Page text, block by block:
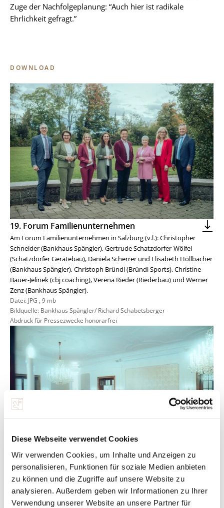
Diese Webseite verwendet Cookies
Wir verwenden Cookies, um Inhalte und Anzeigen zu
personalisieren, Funktionen für soziale Medien anbieten
zu können und die Zugriffe auf unsere Website zu
analysieren. Außerdem geben wir Informationen zu Ihrer
Verwendung unserer Website an unsere Partner für
Zuge der Nachfolgeplanung: “Auch hier ist radikale
Ehrlichkeit gefragt.”
DOWNLOAD
19. Forum Familienunternehmen
Am Forum Familienunternehmen in Salzburg (v.l.): Christopher
Schneider (Bankhaus Spängler), Gertrude Schatzdorfer-Wölfel
(Schatzdorfer Gerätebau), Daniela Scherrer und Elisabeth Höllbacher
(Bankhaus Spängler), Christoph Bründl (Bründl Sports), Christine
Bauer-Jelinek (cbj coaching), Verena Rieder (Riederbau) und Werner
Zenz (Bankhaus Spängler).
Datei: JPG ,9 mb
Bildquelle: Bankhaus Spängler/ Richard Schabetsberger
Abdruck für Pressezwecke honorarfrei
19. Forum Familienunternehmen
Großes Interesse an den spannenden Diskussionen beim “Forum
Familienunternehmen”, zu dem das Salzburger Bankhaus Spängler
ins Kavalierhaus Klessheim lud.